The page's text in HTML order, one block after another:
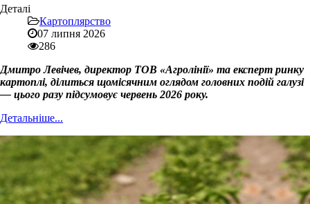
Деталі
Картоплярство
07 липня 2026
286
Дмитро Левічев, директор ТОВ «Агролінії» та експерт ринку
картоплі, ділиться щомісячним оглядом головних подій галузі
— цього разу підсумовує червень 2026 року.
Детальніше...